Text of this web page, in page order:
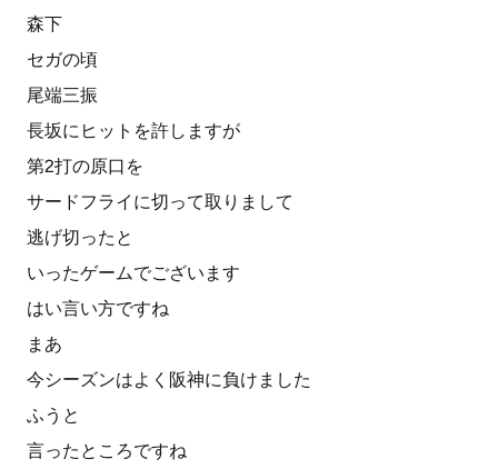
森下
セガの頃
尾端三振
長坂にヒットを許しますが
第2打の原口を
サードフライに切って取りまして
逃げ切ったと
いったゲームでございます
はい言い方ですね
まあ
今シーズンはよく阪神に負けました
ふうと
言ったところですね